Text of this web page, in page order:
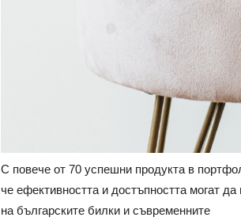
С повече от 70 успешни продукта в
че ефективността и достъпността могат
на българските билки и съвременните